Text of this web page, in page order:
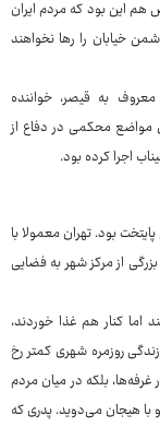
این بود که مردم ایران
خیابان را رها نخواهند
به قیصر، خواننده
مواضع محکمی در دفاع از
اجرا کرده بود.
بود. تهران معمولا با
از مرکز شهر به فضایی
اما کنار هم غذا خوردند،
روزمره شهری کمتر رخ
بلکه در میان مردم
هیجان می‌دوید. پدری که